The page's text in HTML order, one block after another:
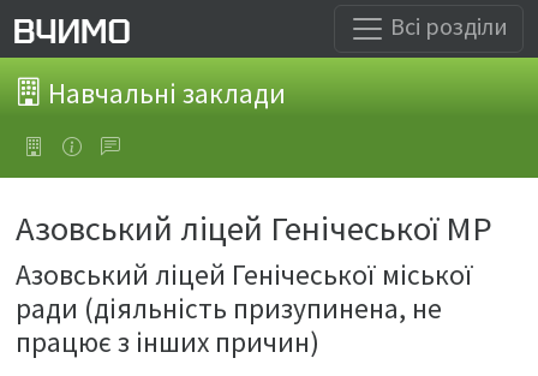
Всі розділи
Навчальні заклади
Азовський ліцей Генічеської МР
Азовський ліцей Генічеської міської
ради (діяльність призупинена, не
працює з інших причин)